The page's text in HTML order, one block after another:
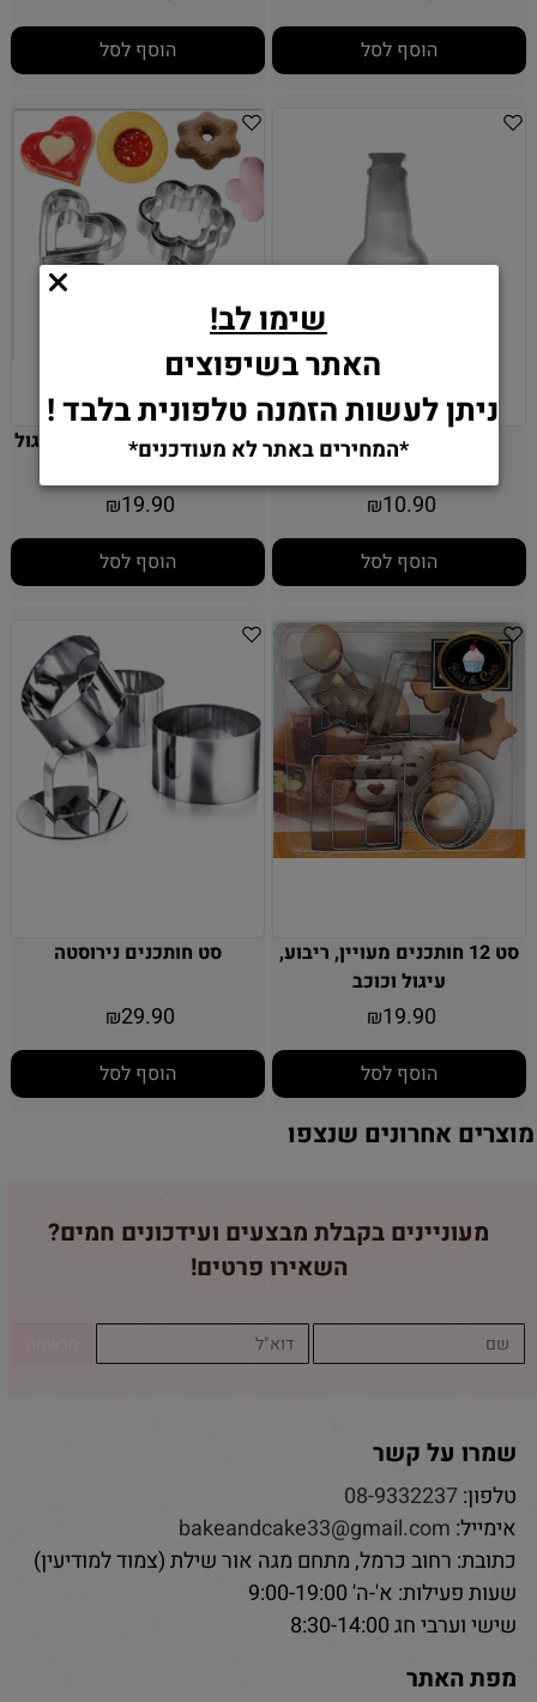
הוסף לסל הוסף לסל
חותכן בקבוק נירוסטה
₪10.90
הוסף לסל
סט 12 חותכנים לב, פרח, עיגול
₪19.90
הוסף לסל
סט 12 חותכנים מעויין, ריבוע,
עיגול וכוכב
₪19.90
הוסף לסל
סט חותכנים נירוסטה
₪29.90
הוסף לסל
מוצרים אחרונים שנצפו
מעוניינים בקבלת מבצעים ועידכונים חמים?
השאירו פרטים!
שמרו על קשר
טלפון:08-9332237
אימייל: bakeandcake33@gmail.com
כתובת: רחוב כרמל, מתחם מגה אור שילת (צמוד למודיעין)
שעות פעילות: א'-ה' 9:00-19:00
שישי וערבי חג 8:30-14:00
מפת האתר
שימו לב!
האתר בשיפוצים
ניתן לעשות הזמנה טלפונית בלבד !
*המחירים באתר לא מעודכנים*